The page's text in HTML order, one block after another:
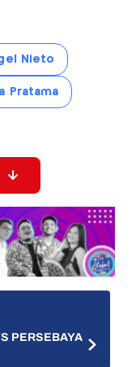
Nieto
Pratama
PERSEBAYA